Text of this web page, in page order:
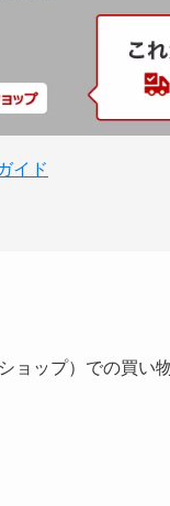
イド
ョップ）での買い